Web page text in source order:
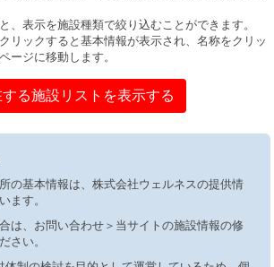
、表示を施設種類で絞り込むことができます。
リックすると基本情報が表示され、名称をクリッ
ージに移動します。
る施設リストを表示する
の基本情報は、株式会社ウェルネスの提供情
ます。
は、お問い合わせ＞当サイトの施設情報の修
さい。